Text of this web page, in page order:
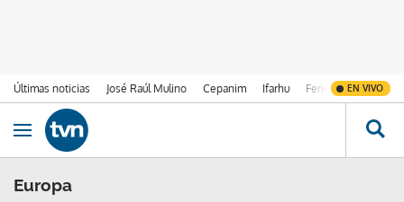
Últimas noticias José Raúl Mulino Cepanim Ifarhu Fenómeno de El
EN VIVO
Ir al contenido
Obrir navegació
Europa